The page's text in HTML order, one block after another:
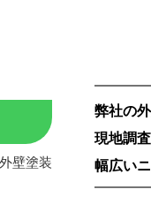
弊社の
現地調
幅広い
壁塗装